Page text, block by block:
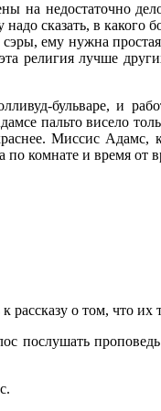
на недостаточно
сказать, в какого
сэры, ему нужна
религия лучше
бульваре, и
пальто висело
Миссис Адамс,
по комнате и время от
о том, что их
послушать